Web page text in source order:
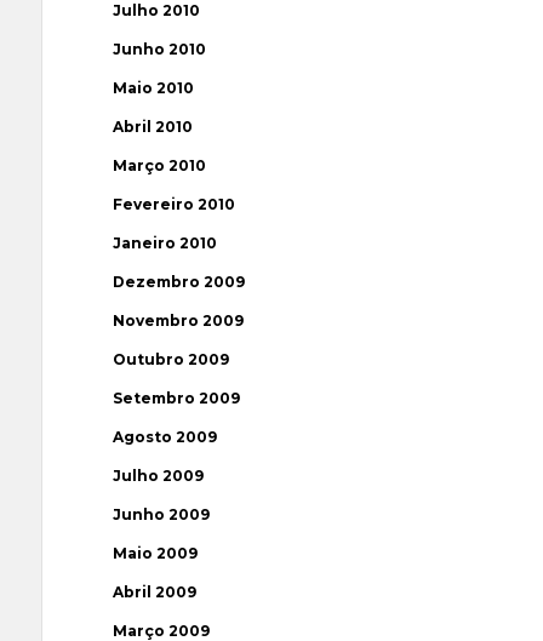
Julho 2010
Junho 2010
Maio 2010
Abril 2010
Março 2010
Fevereiro 2010
Janeiro 2010
Dezembro 2009
Novembro 2009
Outubro 2009
Setembro 2009
Agosto 2009
Julho 2009
Junho 2009
Maio 2009
Abril 2009
Março 2009